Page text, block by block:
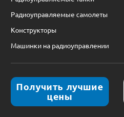
Радиоуправляемые самолеты
Конструкторы
Машинки на радиоуправлении
Получить лучшие
цены